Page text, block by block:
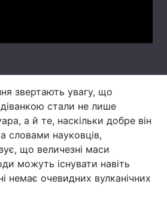
звертають увагу, що
стали не лише
а й те, наскільки добре він
словами науковців,
що величезні маси
можуть існувати навіть
немає очевидних вулканічних